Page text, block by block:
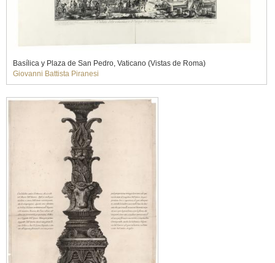
Basílica y Plaza de San Pedro, Vaticano (Vistas de Roma)
Giovanni Battista Piranesi